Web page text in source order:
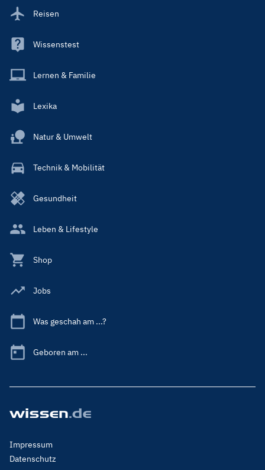
Reisen
Wissenstest
Lernen & Familie
Lexika
Natur & Umwelt
Technik & Mobilität
Gesundheit
Leben & Lifestyle
Shop
Jobs
Was geschah am ...?
Geboren am ...
Footer
Menu
Impressum
Datenschutz